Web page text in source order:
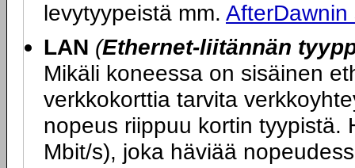
levytyypeistä mm.
LAN (Ethernet-liitännän
Mikäli koneessa on sisäinen
verkkokorttia tarvita
nopeus riippuu kortin tyypistä.
Mbit/s), joka häviää